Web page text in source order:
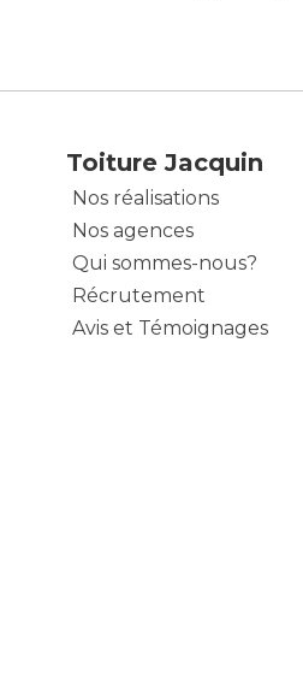
Toiture Jacquin
Nos réalisations
Nos agences
Qui sommes-nous?
Récrutement
Avis et Témoignages